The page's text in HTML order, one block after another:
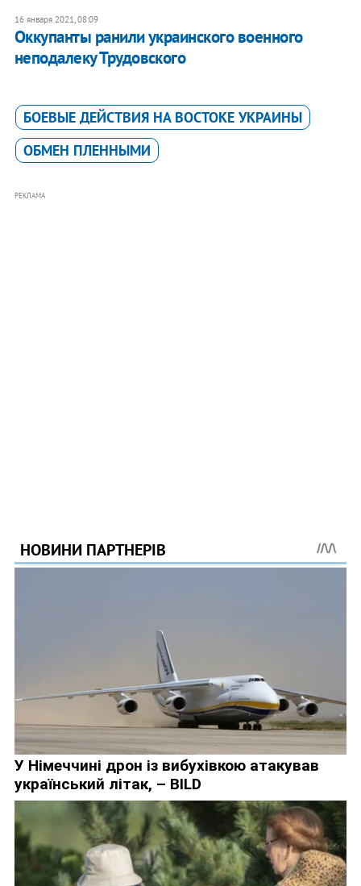
16 января 2021, 08:09
Оккупанты ранили украинского военного
неподалеку Трудовского
БОЕВЫЕ ДЕЙСТВИЯ НА ВОСТОКЕ УКРАИНЫ
ОБМЕН ПЛЕННЫМИ
РЕКЛАМА